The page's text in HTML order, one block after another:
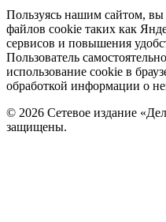
Политика
cookie
Пользуясь нашим сайтом, вы
файлов cookie таких как
сервисов и повышения
Пользователь
использование cookie в
обработкой информации о
© 2026 Сетевое издание
защищены.